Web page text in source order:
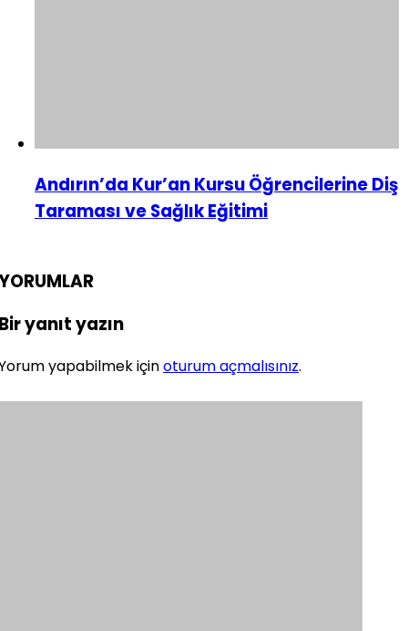
Andırın’da Kur’an Kursu Öğrencilerine Diş
Taraması ve Sağlık Eğitimi
yanıt yazın
yapabilmek içinoturum açmalısınız.